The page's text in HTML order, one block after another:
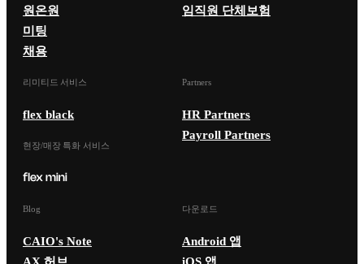
원온원
미팅
채용
임직원 단체보험
리미티드 서비스
flex black
현장/매장 특화 서비스
Partners
HR Partners
Payroll Partners
Blog
CAIO's Note
AX 허브
다운로드
Android 앱
iOS 앱